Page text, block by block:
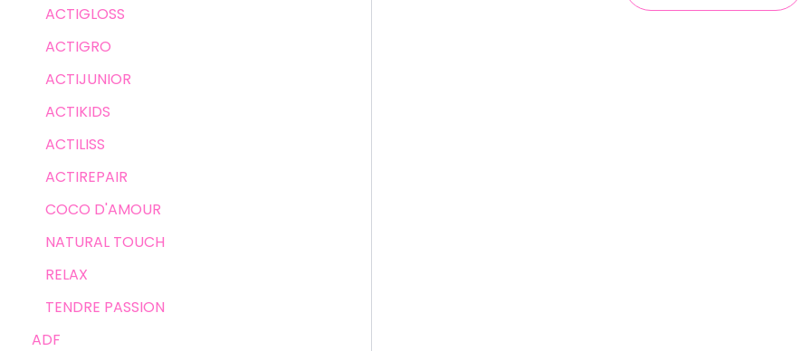
ACTIGLOSS
ACTIGRO
ACTIJUNIOR
ACTIKIDS
ACTILISS
ACTIREPAIR
COCO D'AMOUR
NATURAL TOUCH
RELAX
TENDRE PASSION
ADF